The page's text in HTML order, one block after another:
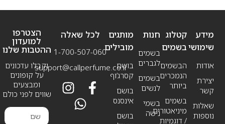
מידע
שימושי
אודות
יצירת
קשר
שאלות
נוספות
חנות
בשמים
לגברים
בשמים
לנשים
בשמי
נישה
קטלוג
בשמים
הבשמים
הנמכרים
ביותר
בשמים
מיניאטורים
/ דוגמיות
מותגים
מובילים
בושם
קסרג’וף
בושם
אינסנס
בושם
לכל שאלה
1-700-507-060
support@callperfume.co.il
הצטרפו
למועדון
ההטבות שלנו
וקבלו עדכונים
על קופונים
ומבצעים
שווים לפני כולם